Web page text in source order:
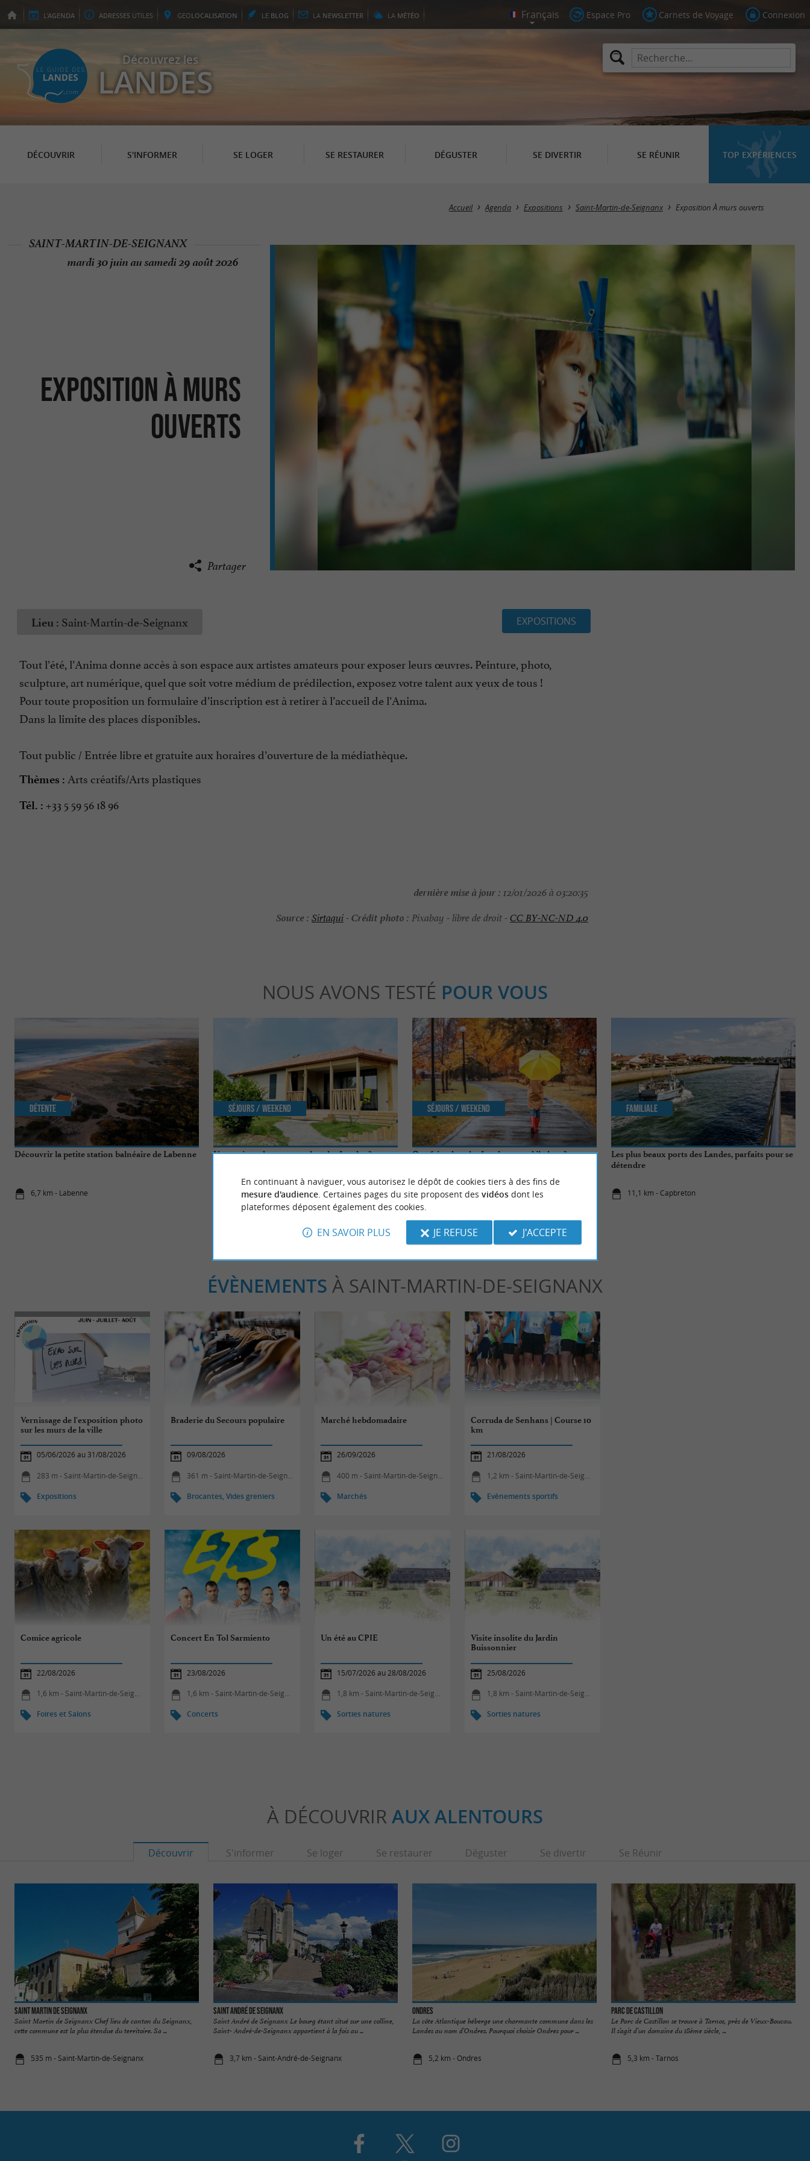
L'AGENDA ADRESSES UTILES GEOLOCALISATION LE BLOG LA NEWSLETTER LA MÉTÉO Espace Pro Carnets de Voyage Connexion
Découvrez les
LANDES
DÉCOUVRIR S'INFORMER SE LOGER SE RESTAURER DÉGUSTER SE DIVERTIR SE RÉUNIR TOP EXPÉRIENCES
Accueil Agenda Expositions Saint-Martin-de-Seignanx Exposition À murs ouverts
Exposition À murs
ouverts
SAINT-MARTIN-DE-SEIGNANX
mardi 30 juin au samedi 29 août 2026
Partager
Lieu : Saint-Martin-de-Seignanx EXPOSITIONS
Tout l’été, l’Anima donne accès à son espace aux artistes amateurs pour exposer leurs œuvres. Peinture, photo,
sculpture, art numérique, quel que soit votre médium de prédilection, exposez votre talent aux yeux de tous !
Pour toute proposition un formulaire d’inscription est à retirer à l’accueil de l’Anima.
Dans la limite des places disponibles.
Tout public / Entrée libre et gratuite aux horaires d’ouverture de la médiathèque.
Thèmes : Arts créatifs/Arts plastiques
Tél. : +33 5 59 56 18 96
dernière mise à jour : 12/01/2026 à 03:20:35
Source : Sirtaqui-Crédit photo : Pixabay - libre de droit -CC BY-NC-ND 4.0
NOUS AVONS TESTÉ POUR VOUS
Découvrir la petite station balnéaire de Labenne
6,7 km - Labenne
Détente
Une maison de vacances dans les Landes ?
9,9 km - Saubrigues
Séjours / Weekend
Que faire dans les Landes quand il pleut ?
11,1 km - Capbreton
Séjours / Weekend
Les plus beaux ports des Landes, parfaits pour se
détendre
11,1 km - Capbreton
Familiale
ÉVÈNEMENTS À SAINT-MARTIN-DE-SEIGNANX
Vernissage de l'exposition photo
sur les murs de la ville
05/06/2026 au 31/08/2026
283 m - Saint-Martin-de-Seignanx
Expositions
Braderie du Secours populaire
09/08/2026
361 m - Saint-Martin-de-Seignanx
Brocantes, Vides greniers
Marché hebdomadaire
26/09/2026
400 m - Saint-Martin-de-Seignanx
Marchés
Corruda de Senhans | Course 10
km
21/08/2026
1,2 km - Saint-Martin-de-Seignanx
Evènements sportifs
Comice agricole
22/08/2026
1,6 km - Saint-Martin-de-Seignanx
Foires et Salons
Concert En Tol Sarmiento
23/08/2026
1,6 km - Saint-Martin-de-Seignanx
Concerts
Un été au CPIE
15/07/2026 au 28/08/2026
1,8 km - Saint-Martin-de-Seignanx
Sorties natures
Visite insolite du Jardin
Buissonnier
25/08/2026
1,8 km - Saint-Martin-de-Seignanx
Sorties natures
À DÉCOUVRIR AUX ALENTOURS
Découvrir S'informer Se loger Se restaurer Déguster Se divertir Se Réunir
Saint Martin de Seignanx
Saint Martin de Seignanx Chef lieu de canton du Seignanx,
cette commune est la plus étendue du territoire. Sa ...
535 m - Saint-Martin-de-Seignanx
Saint André de Seignanx
Saint André de Seignanx Le bourg étant situé sur une colline,
Saint- André-de-Seignanx appartient à la fois au ...
3,7 km - Saint-André-de-Seignanx
Ondres
La côte Atlantique héberge une charmante commune dans les
Landes au nom d’Ondres. Pourquoi choisir Ondres pour ...
5,2 km - Ondres
Parc de Castillon
Le Parc de Castillon se trouve à Tarnos, près de Vieux-Boucau.
Il s’agit d’un domaine du 18ème siècle, ...
5,3 km - Tarnos
En continuant à naviguer, vous autorisez le dépôt de cookies tiers à des fins de
mesure d'audience. Certaines pages du site proposent des vidéosdont les
plateformes déposent également des cookies.
EN SAVOIR PLUS JE REFUSE J'ACCEPTE